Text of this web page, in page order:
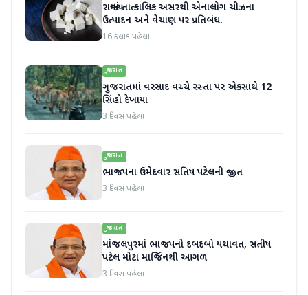
રાજ્યમાં તાત્કાલિક અસરથી એનાલોગ ચીઝના
ઉત્પાદન અને વેચાણ પર પ્રતિબંધ.
16 કલાક પહેલા
ગુજરાત
ગુજરાતમાં વરસાદ વચ્ચે રસ્તા પર એકસાથે 12
સિંહો દેખાયા
3 દિવસ પહેલા
ગુજરાત
ભાજપના ઉમેદવાર સતિષ પટેલની જીત
3 દિવસ પહેલા
ગુજરાત
માંજલપુરમાં ભાજપનો દબદબો યથાવત, સતીષ
પટેલ મોટા માર્જિનથી આગળ
3 દિવસ પહેલા